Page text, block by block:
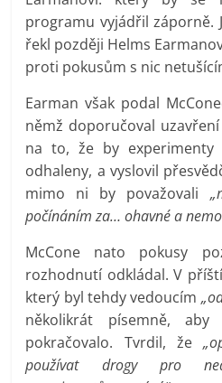
programu vyjádřil záporně.
řekl později Helms
proti pokusům s nic
Earman však podal
němž doporučoval uzavření
na to, že by
odhaleny, a vyslovil
mimo ni by považovali
počínáním za… ohavné a
McCone nato pokusy
rozhodnutí odkládal. V
který byl tehdy vedoucím
několikrát písemně,
pokračovalo. Tvrdil, že
používat drogy pro